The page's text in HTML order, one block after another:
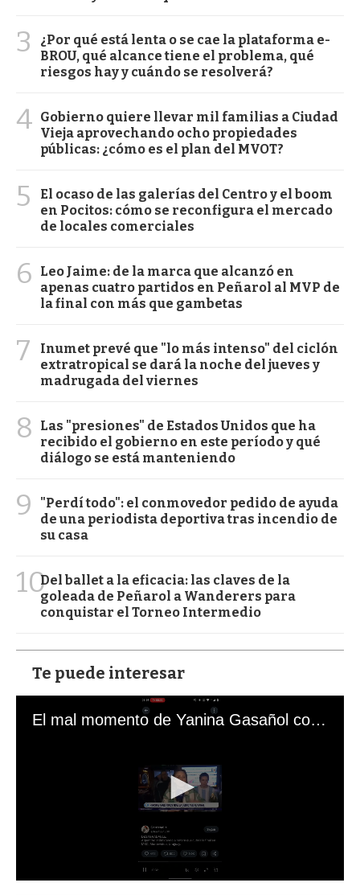
3
¿Por qué está lenta o se cae la plataforma e-
BROU, qué alcance tiene el problema, qué
riesgos hay y cuándo se resolverá?
4 Gobierno quiere llevar mil familias a Ciudad
Vieja aprovechando ocho propiedades
públicas: ¿cómo es el plan del MVOT?
5
El ocaso de las galerías del Centro y el boom
en Pocitos: cómo se reconfigura el mercado
de locales comerciales
6
Leo Jaime: de la marca que alcanzó en
apenas cuatro partidos en Peñarol al MVP de
la final con más que gambetas
7
Inumet prevé que "lo más intenso" del ciclón
extratropical se dará la noche del jueves y
madrugada del viernes
8
Las "presiones" de Estados Unidos que ha
recibido el gobierno en este período y qué
diálogo se está manteniendo
9
"Perdí todo": el conmovedor pedido de ayuda
de una periodista deportiva tras incendio de
su casa
10Del ballet a la eficacia: las claves de la
goleada de Peñarol a Wanderers para
conquistar el Torneo Intermedio
Te puede interesar
El mal momento de Yanina Gasañol con un hincha argentino en "Subrayado"